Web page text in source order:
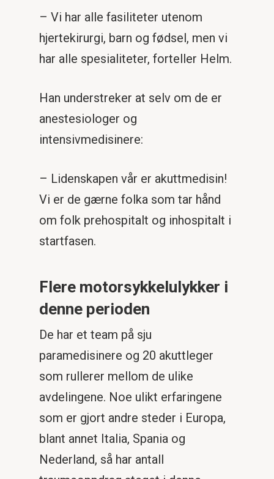
– Vi har alle fasiliteter utenom
hjertekirurgi, barn og fødsel, men vi
har alle spesialiteter, forteller Helm.
Han understreker at selv om de er
anestesiologer og
intensivmedisinere:
– Lidenskapen vår er akuttmedisin!
Vi er de gærne folka som tar hånd
om folk prehospitalt og inhospitalt i
startfasen.
Flere motorsykkelulykker i
denne perioden
De har et team på sju
paramedisinere og 20 akuttleger
som rullerer mellom de ulike
avdelingene. Noe ulikt erfaringene
som er gjort andre steder i Europa,
blant annet Italia, Spania og
Nederland, så har antall